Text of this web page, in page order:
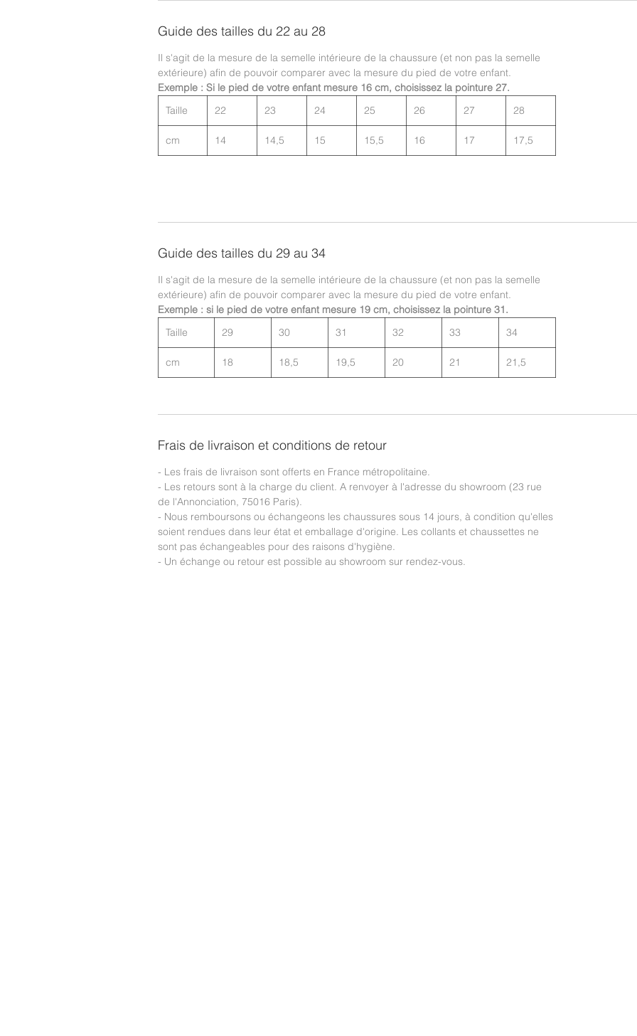
Guide des tailles du 22 au 28
Il s'agit de la mesure de la semelle intérieure de la chaussure (et non pas la semelle
extérieure) afin de pouvoir comparer avec la mesure du pied de votre enfant.
Exemple : Si le pied de votre enfant mesure 16 cm, choisissez la pointure 27.
Taille
22 23 24 25 26 27 28
cm 14 14,5 15 15,5 16 17 17,5
Guide des tailles du 29 au 34
Il s'agit de la mesure de la semelle intérieure de la chaussure (et non pas la semelle
extérieure) afin de pouvoir comparer avec la mesure du pied de votre enfant.
Exemple : si le pied de votre enfant mesure 19 cm, choisissez la pointure 31.
Taille
29 30 31 32 33 34
cm 18 18,5 19,5 20 21 21,5
Frais de livraison et conditions de retour
- Les frais de livraison sont offerts en France métropolitaine.
- Les retours sont à la charge du client. A renvoyer à l'adresse du showroom (23 rue
de l'Annonciation, 75016 Paris).
- Nous remboursons ou échangeons les chaussures sous 14 jours, à condition qu'elles
soient rendues dans leur état et emballage d'origine. Les collants et chaussettes ne
sont pas échangeables pour des raisons d'hygiène.
- Un échange ou retour est possible au showroom sur rendez-vous.